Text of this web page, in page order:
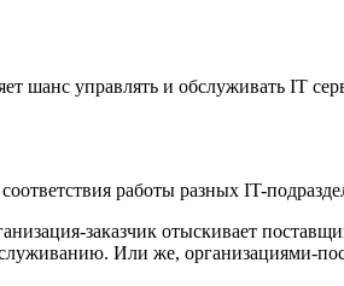
шанс управлять и обслуживать IT
работы разных IT-
заказчик отыскивает
Или же, организациями-